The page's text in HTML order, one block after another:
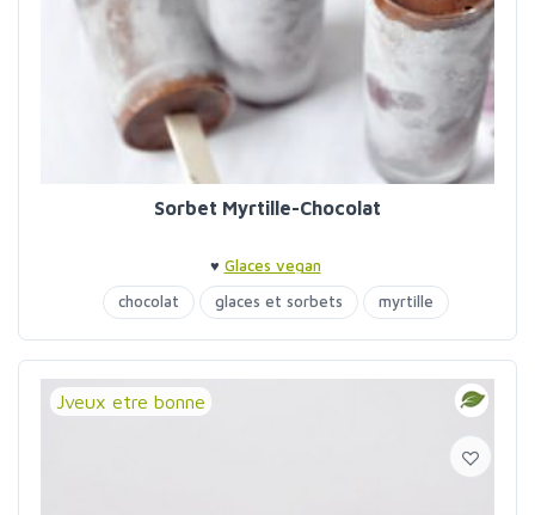
Sorbet Myrtille-Chocolat
♥ Glaces vegan
chocolat
glaces et sorbets myrtille
Jveux etre bonne